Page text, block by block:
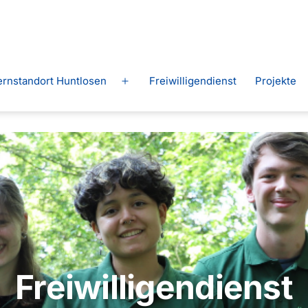
Huntlosen
Menü
Freiwilligendienst Projekte
Freiwilligendienst